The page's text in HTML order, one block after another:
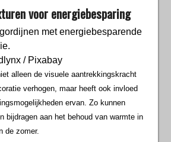
voor energiebesparing
/ Pixabay
alleen de visuele aantrekkingskracht
verhogen, maar heeft ook invloed
ervan. Zo kunnen
bijdragen aan het behoud van warmte in
de zomer.